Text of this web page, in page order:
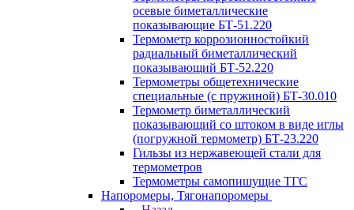
осевые биметаллические
показывающие БТ-51.220
Термометр коррозионностойкий
радиальный биметаллический
показывающий БТ-52.220
Термометры общетехнические
специальные (с пружиной) БТ-30.010
Термометр биметаллический
показывающий со штоком в виде иглы
(погружной термометр) БТ-23.220
Гильзы из нержавеющей стали для
термометров
Термометры самопишущие ТГС
Напоромеры, Тягонапоромеры